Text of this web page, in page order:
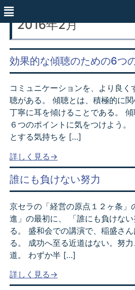
2016年2月
効果的な傾聴のための6つ
コミュニケーションを、より良く
聴がある。 傾聴とは、積極的に
丁寧に耳を傾けることである。
６つのポイントに気をつけよう。
とする気持ちを […]
詳しく見る→
誰にも負けない努力
京セラの「経営の原点１２ヶ条」
進」の最初に、 「誰にも負けな
る。 盛和会での講演で、稲盛さ
る。 成功へ至る近道はない。努
道。 わずか半 […]
詳しく見る→